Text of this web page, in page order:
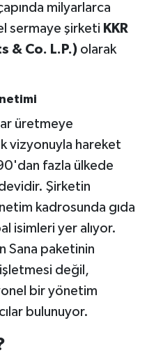
milyarlarca
sermaye şirketi KKR
& Co. L.P.)olarak
üretmeye
vizyonuyla hareket
fazla ülkede
Şirketin
kadrosunda gıda
isimleri yer alıyor.
Sana paketinin
değil,
bir yönetim
bulunuyor.